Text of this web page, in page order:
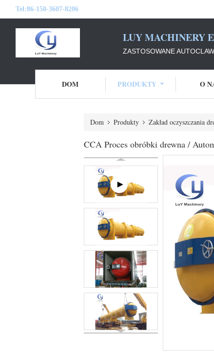
Tel:86-150-3607-8206
LUY MACHINERY
ZASTOSOWANE
DOM PRODUKTY O
Dom Produkty Zakład oczyszczania
CCA Proces obróbki drewna /